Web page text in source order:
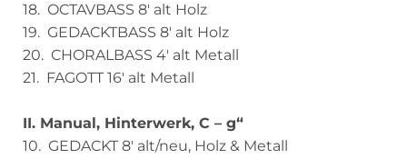
18. OCTAVBASS 8′ alt Holz
19. GEDACKTBASS 8′ alt Holz
20. CHORALBASS 4′ alt Metall
21. FAGOTT 16′ alt Metall
II. Manual, Hinterwerk, C – g“
10. GEDACKT 8′ alt/neu, Holz & Metall